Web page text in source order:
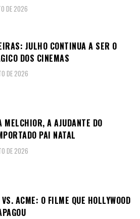
DE 2026
JULHO CONTINUA A SER O
DOS CINEMAS
DE 2026
MELCHIOR, A AJUDANTE DO
PAI NATAL
DE 2026
VS. ACME: O FILME QUE HOLLYWOOD